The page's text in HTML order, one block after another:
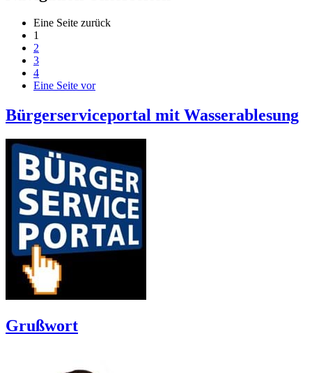
Eine Seite zurück
1
2
3
4
Eine Seite vor
Bürgerserviceportal mit Wasserablesung
Grußwort